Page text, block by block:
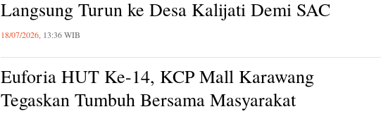
Langsung Turun ke Desa Kalijati Demi SAC
18/07/2026, 13:36 WIB
Euforia HUT Ke-14, KCP Mall Karawang
Tegaskan Tumbuh Bersama Masyarakat